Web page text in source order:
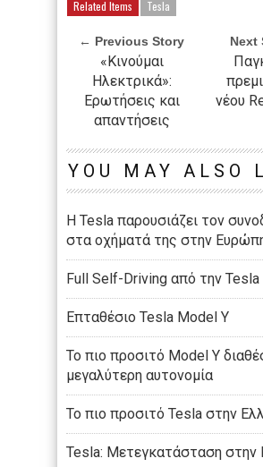
Related Items Tesla
← Previous Story
«Κινούμαι
Ηλεκτρικά»:
Ερωτήσεις και
απαντήσεις
Next
νέου
YOU MAY ALSO
Η Tesla παρουσιάζει τον
στα οχήματά της στην
Full Self-Driving από την Tesla
Επταθέσιο Tesla Model Y
Το πιο προσιτό Model Y
μεγαλύτερη αυτονομία
Το πιο προσιτό Tesla στην
Tesla: Μετεγκατάσταση στην